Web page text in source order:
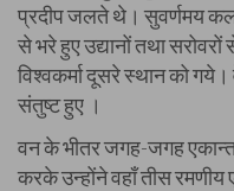
प्रदीप जलते थे। सुवर्णमय
से भरे हुए उद्यानों तथा
विश्वकर्मा दूसरे स्थान को
संतुष्ट हुए ।
वन के भीतर जगह-जगह एकान्त
करके उन्होंने वहाँ तीस रमणीय